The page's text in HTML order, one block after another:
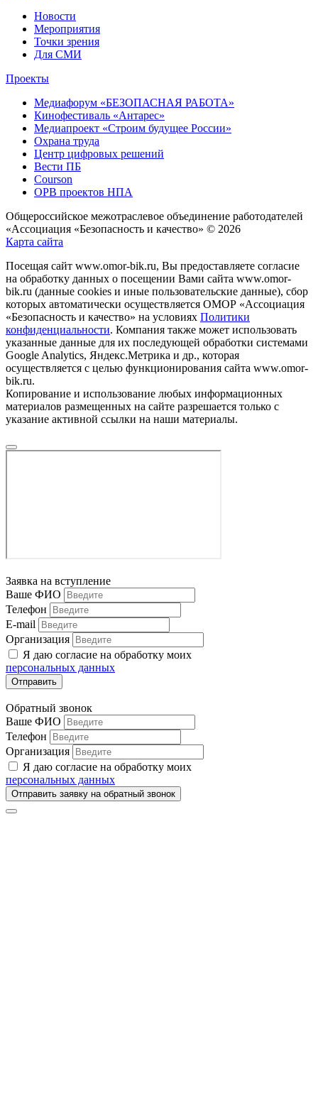
Новости
Мероприятия
Точки зрения
Для СМИ
Проекты
Медиафорум «БЕЗОПАСНАЯ РАБОТА»
Кинофестиваль «Антарес»
Медиапроект «Строим будущее России»
Охрана труда
Центр цифровых решений
Вести ПБ
Courson
ОРВ проектов НПА
Общероссийское межотраслевое объединение работодателей
«Ассоциация «Безопасность и качество» © 2026
Карта сайта
Посещая сайт www.omor-bik.ru, Вы предоставляете согласие
на обработку данных о посещении Вами сайта www.omor-
bik.ru (данные cookies и иные пользовательские данные), сбор
которых автоматически осуществляется ОМОР «Ассоциация
«Безопасность и качество» на условиях Политики
конфиденциальности. Компания также может использовать
указанные данные для их последующей обработки системами
Google Analytics, Яндекс.Метрика и др., которая
осуществляется с целью функционирования сайта www.omor-
bik.ru.
Копирование и использование любых информационных
материалов размещенных на сайте разрешается только с
указание активной ссылки на наши материалы.
Заявка на вступление
Ваше ФИО
Телефон
E-mail
Организация
Я даю согласие на обработку моих
персональных данных
Отправить
Обратный звонок
Ваше ФИО
Телефон
Организация
Я даю согласие на обработку моих
персональных данных
Отправить заявку на обратный звонок